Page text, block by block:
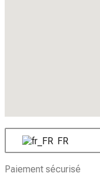
FR
Paiement sécurisé